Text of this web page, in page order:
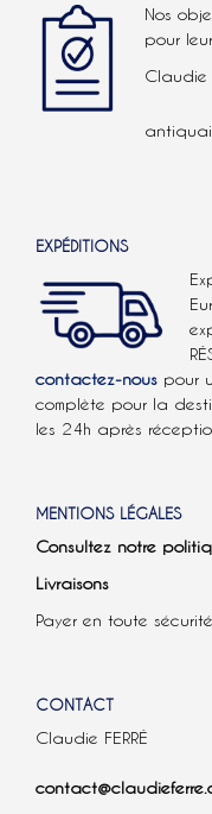
Nos
pour
Claudie
EXPÉDITIONS
contactez-nous pour
complète pour la
les 24h après
MENTIONS LÉGALES
Consultez notre
Livraisons
Payer en toute
CONTACT
Claudie FERRÉ